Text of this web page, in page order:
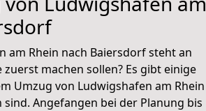
am Rhein nach Baiersdorf steht an
zuerst machen sollen? Es gibt einige
Umzug von Ludwigshafen am Rhein
sind. Angefangen bei der Planung bis